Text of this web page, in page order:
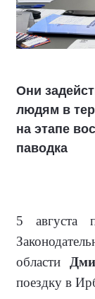
Они
людям в
на этапе
паводка
5 августа
области
поездку в